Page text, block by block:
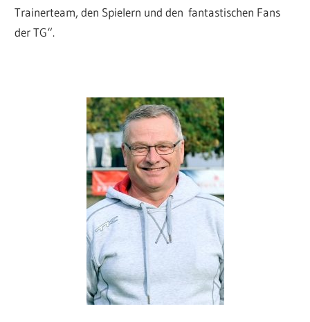
Trainerteam, den Spielern und den fantastischen Fans
der TG“.